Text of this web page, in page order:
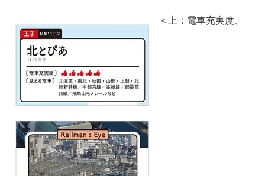
＜上：電車充実度、